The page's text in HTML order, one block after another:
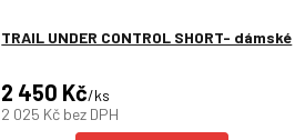
TRAIL UNDER CONTROL SHORT- dámské
2 450 Kč/ks
2 025 Kč bez DPH